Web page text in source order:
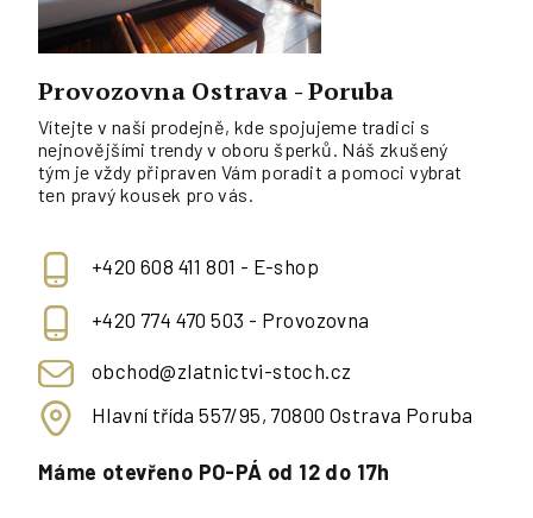
Provozovna Ostrava - Poruba
Vítejte v naší prodejně, kde spojujeme tradici s
nejnovějšími trendy v oboru šperků. Náš zkušený
tým je vždy připraven Vám poradit a pomoci vybrat
ten pravý kousek pro vás.
+420 608 411 801 - E-shop
+420 774 470 503 - Provozovna
obchod@zlatnictvi-stoch.cz
Hlavní třída 557/95, 70800 Ostrava Poruba
Máme otevřeno PO-PÁ od 12 do 17h